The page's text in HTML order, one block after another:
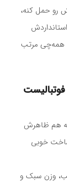
رو حمل کنه،
همه‌چی مرتب
هم ظاهرش
خوبی
وزن سبک و